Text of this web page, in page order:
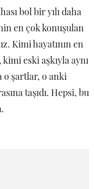
bol bir yılı daha
en çok konuşulan
Kimi hayatının en
eski aşkıyla aynı
o şartlar, o anki
taşıdı. Hepsi, bu